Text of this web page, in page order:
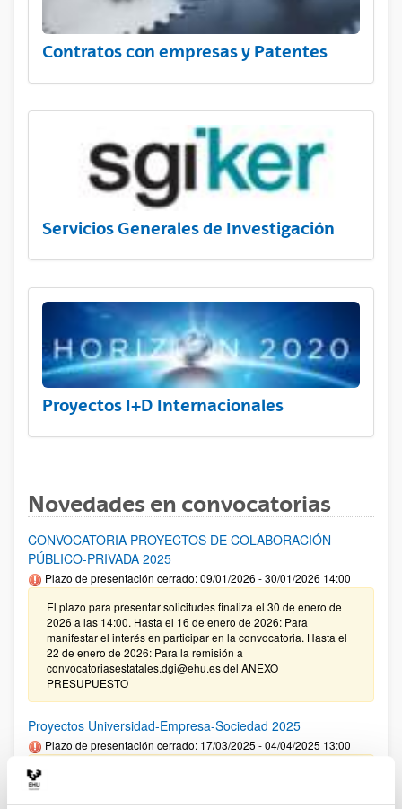
Contratos con empresas y Patentes
Servicios Generales de Investigación
Proyectos I+D Internacionales
Novedades en convocatorias
CONVOCATORIA PROYECTOS DE COLABORACIÓN
PÚBLICO-PRIVADA 2025
Plazo de presentación cerrado: 09/01/2026 - 30/01/2026 14:00
El plazo para presentar solicitudes finaliza el 30 de enero de
2026 a las 14:00. Hasta el 16 de enero de 2026: Para
manifestar el interés en participar en la convocatoria. Hasta el
22 de enero de 2026: Para la remisión a
convocatoriasestatales.dgi@ehu.es del ANEXO
PRESUPUESTO
Proyectos Universidad-Empresa-Sociedad 2025
Plazo de presentación cerrado: 17/03/2025 - 04/04/2025 13:00